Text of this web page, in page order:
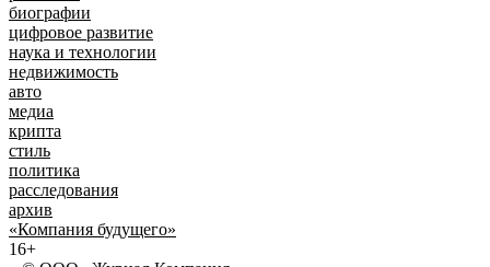
биографии
цифровое развитие
наука и технологии
недвижимость
авто
медиа
крипта
стиль
политика
расследования
архив
«Компания будущего»
16+